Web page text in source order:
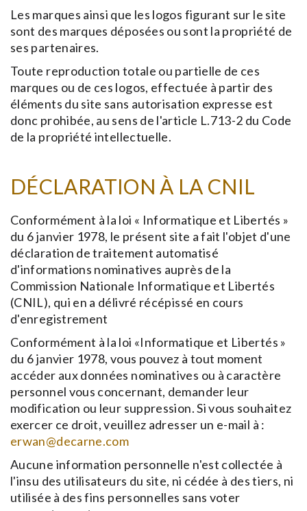
Les marques ainsi que les logos figurant sur le site
sont des marques déposées ou sont la propriété de
ses partenaires.
Toute reproduction totale ou partielle de ces
marques ou de ces logos, effectuée à partir des
éléments du site sans autorisation expresse est
donc prohibée, au sens de l'article L.713-2 du Code
de la propriété intellectuelle.
DÉCLARATION À LA CNIL
Conformément à la loi « Informatique et Libertés »
du 6 janvier 1978, le présent site a fait l'objet d'une
déclaration de traitement automatisé
d'informations nominatives auprès de la
Commission Nationale Informatique et Libertés
(CNIL), qui en a délivré récépissé en cours
d'enregistrement
Conformément à la loi «Informatique et Libertés »
du 6 janvier 1978, vous pouvez à tout moment
accéder aux données nominatives ou à caractère
personnel vous concernant, demander leur
modification ou leur suppression. Si vous souhaitez
exercer ce droit, veuillez adresser un e-mail à :
erwan@decarne.com
Aucune information personnelle n'est collectée à
l'insu des utilisateurs du site, ni cédée à des tiers, ni
utilisée à des fins personnelles sans voter